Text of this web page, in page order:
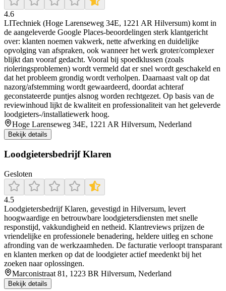
4.6
LITechniek (Hoge Larenseweg 34E, 1221 AR Hilversum) komt in
de aangeleverde Google Places-beoordelingen sterk klantgericht
over: klanten noemen vakwerk, nette afwerking en duidelijke
opvolging van afspraken, ook wanneer het werk groter/complexer
blijkt dan vooraf gedacht. Vooral bij spoedklussen (zoals
rioleringsproblemen) wordt vermeld dat er snel wordt geschakeld en
dat het probleem grondig wordt verholpen. Daarnaast valt op dat
nazorg/afstemming wordt gewaardeerd, doordat achteraf
geconstateerde puntjes alsnog worden rechtgezet. Op basis van de
reviewinhoud lijkt de kwaliteit en professionaliteit van het geleverde
loodgieters-/installatiewerk hoog.
Hoge Larenseweg 34E, 1221 AR Hilversum, Nederland
Bekijk details
Loodgietersbedrijf Klaren
Gesloten
4.5
Loodgietersbedrijf Klaren, gevestigd in Hilversum, levert
hoogwaardige en betrouwbare loodgietersdiensten met snelle
responstijd, vakkundigheid en netheid. Klantreviews prijzen de
vriendelijke en professionele benadering, heldere uitleg en schone
afronding van de werkzaamheden. De facturatie verloopt transparant
en klanten merken op dat de loodgieter actief meedenkt bij het
zoeken naar oplossingen.
Marconistraat 81, 1223 BR Hilversum, Nederland
Bekijk details